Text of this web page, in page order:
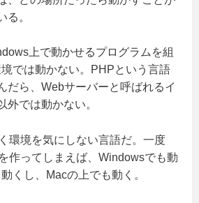
る。
上で動かせるプログラムを組
では動かない。PHPという言語
だら、Webサーバーと呼ばれるイ
外では動かない。
環境を気にしない言語だ。一度
作ってしまえば、Windowsでも動
くし、Macの上でも動く。